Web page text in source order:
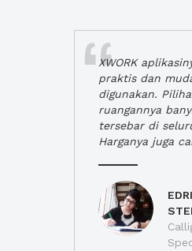
XWORK
praktis dan
digunakan.
ruangannya
tersebar di
Harganya juga